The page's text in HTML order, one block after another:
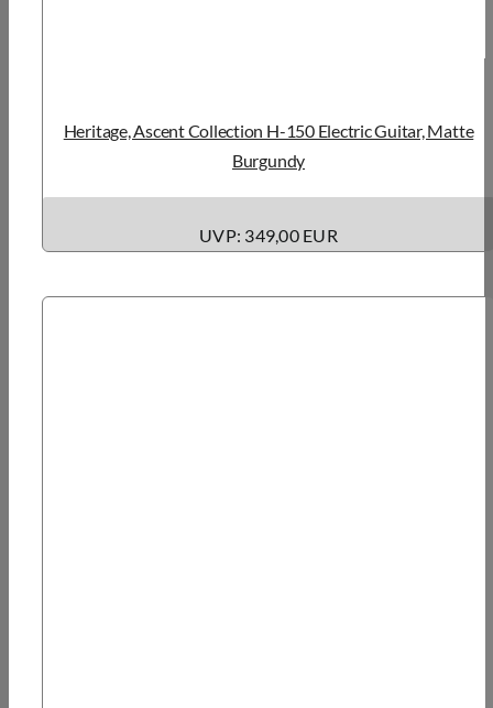
Heritage, Ascent Collection H-150 Electric Guitar, Matte
Burgundy
UVP: 349,00 EUR